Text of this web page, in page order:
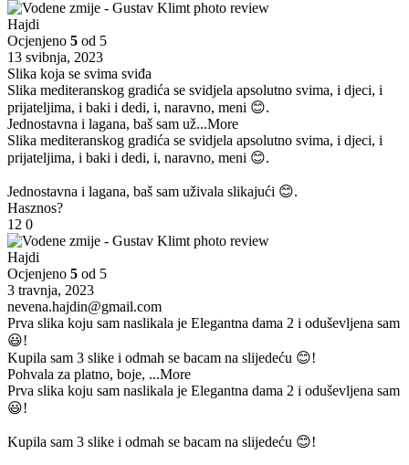
Hajdi
Ocjenjeno 5 od 5
13 svibnja, 2023
Slika koja se svima sviđa
Slika mediteranskog gradića se svidjela apsolutno svima, i djeci, i
prijateljima, i baki i dedi, i, naravno, meni 😊.
Jednostavna i lagana, baš sam už...More
Slika mediteranskog gradića se svidjela apsolutno svima, i djeci, i
prijateljima, i baki i dedi, i, naravno, meni 😊.
Jednostavna i lagana, baš sam uživala slikajući 😊.
Hasznos?
12 0
Hajdi
Ocjenjeno 5 od 5
3 travnja, 2023
nevena.hajdin@gmail.com
Prva slika koju sam naslikala je Elegantna dama 2 i oduševljena sam
😃!
Kupila sam 3 slike i odmah se bacam na slijedeću 😊!
Pohvala za platno, boje, ...More
Prva slika koju sam naslikala je Elegantna dama 2 i oduševljena sam
😃!
Kupila sam 3 slike i odmah se bacam na slijedeću 😊!